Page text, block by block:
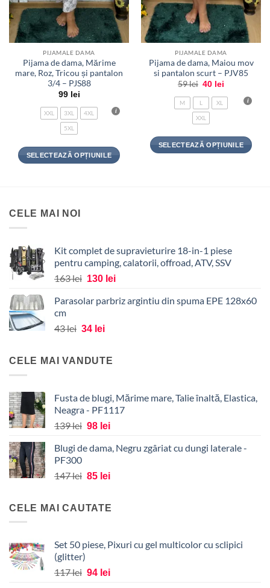
PIJAMALE DAMA
Pijama de dama, Mărime
mare, Roz, Tricou și pantalon
3/4 – PJS88
99 lei
XXL 3XL 4XL
5XL
SELECTEAZĂ OPȚIUNILE
multe
pot
alese
PIJAMALE DAMA
Pijama de dama, Maiou mov
si pantalon scurt – PJV85
59lei Prețul
a
fost:
59 lei.
40 lei
este:
40 lei.
M L XL
XXL
SELECTEAZĂ OPȚIUNILE
pot
fi
pagina
CELE MAI NOI
Kit complet de supravieturire 18-in-1 piese
pentru camping, calatorii, offroad, ATV, SSV
163lei Prețul
a
163 lei.
130 leiPrețul
este:
Parasolar parbriz argintiu din spuma EPE 128x60
cm
43lei Prețul
fost:
34 leiPrețul
34 lei.
CELE MAI VANDUTE
Fusta de blugi, Mărime mare, Talie înaltă, Elastica,
Neagra - PF1117
139lei Prețul
a
139 lei.
98 leiPrețul
este:
Blugi de dama, Negru zgâriat cu dungi laterale -
PF300
147lei Prețul
fost:
85 leiPrețul
85 lei.
CELE MAI CAUTATE
Set 50 piese, Pixuri cu gel multicolor cu sclipici
(glitter)
117lei Prețul
94 leiPrețul